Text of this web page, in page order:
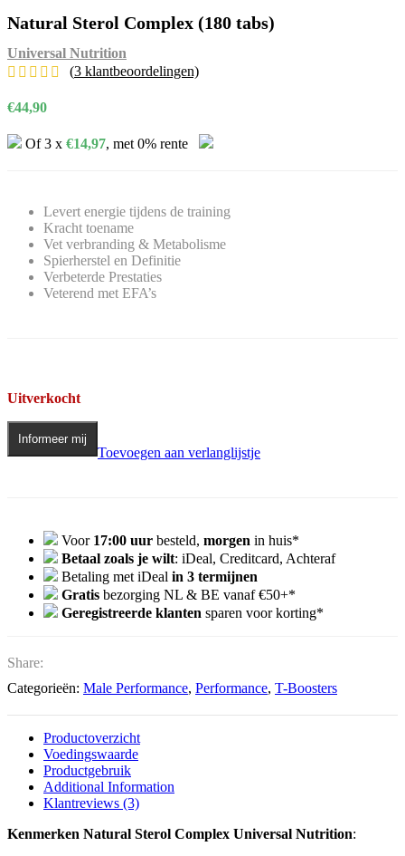
Natural Sterol Complex (180 tabs)
Universal Nutrition
(3 klantbeoordelingen)
€44,90
Of 3 x €14,97, met 0% rente
Levert energie tijdens de training
Kracht toename
Vet verbranding & Metabolisme
Spierherstel en Definitie
Verbeterde Prestaties
Veterend met EFA’s
Uitverkocht
Informeer mij
Toevoegen aan verlanglijstje
Voor 17:00 uur besteld, morgen in huis*
Betaal zoals je wilt: iDeal, Creditcard, Achteraf
Betaling met iDeal in 3 termijnen
Gratis bezorging NL & BE vanaf €50+*
Geregistreerde klanten sparen voor korting*
Share:
Categorieën: Male Performance, Performance, T-Boosters
Productoverzicht
Voedingswaarde
Productgebruik
Additional Information
Klantreviews (3)
Kenmerken Natural Sterol Complex Universal Nutrition: